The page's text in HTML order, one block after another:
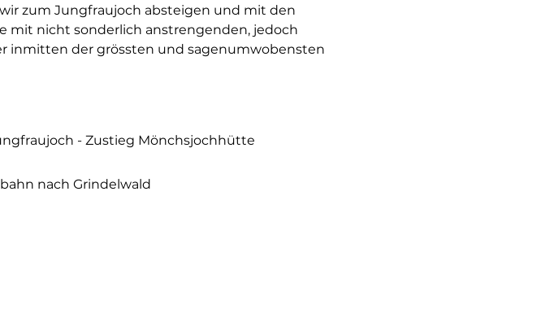
zum Jungfraujoch absteigen und mit den
mit nicht sonderlich anstrengenden, jedoch
inmitten der grössten und sagenumwobensten
- Zustieg Mönchsjochhütte
nach Grindelwald